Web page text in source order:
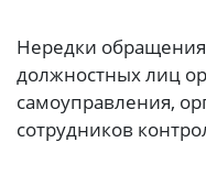
Нередки
должностных лиц
самоуправления,
сотрудников